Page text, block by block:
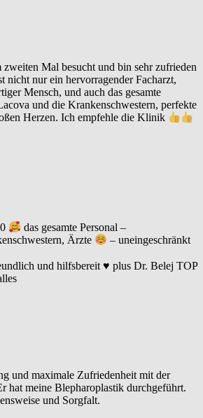
Mal besucht und bin sehr zufrieden
nicht nur ein hervorragender Facharzt,
Mensch, und auch das gesamte
und die Krankenschwestern, perfekte
Herzen. Ich empfehle die Klinik
das gesamte Personal –
Ärzte
– uneingeschränkt
und hilfsbereit ♥️ plus Dr. Belej TOP
und maximale Zufriedenheit mit der
hat meine Blepharoplastik durchgeführt.
und Sorgfalt.